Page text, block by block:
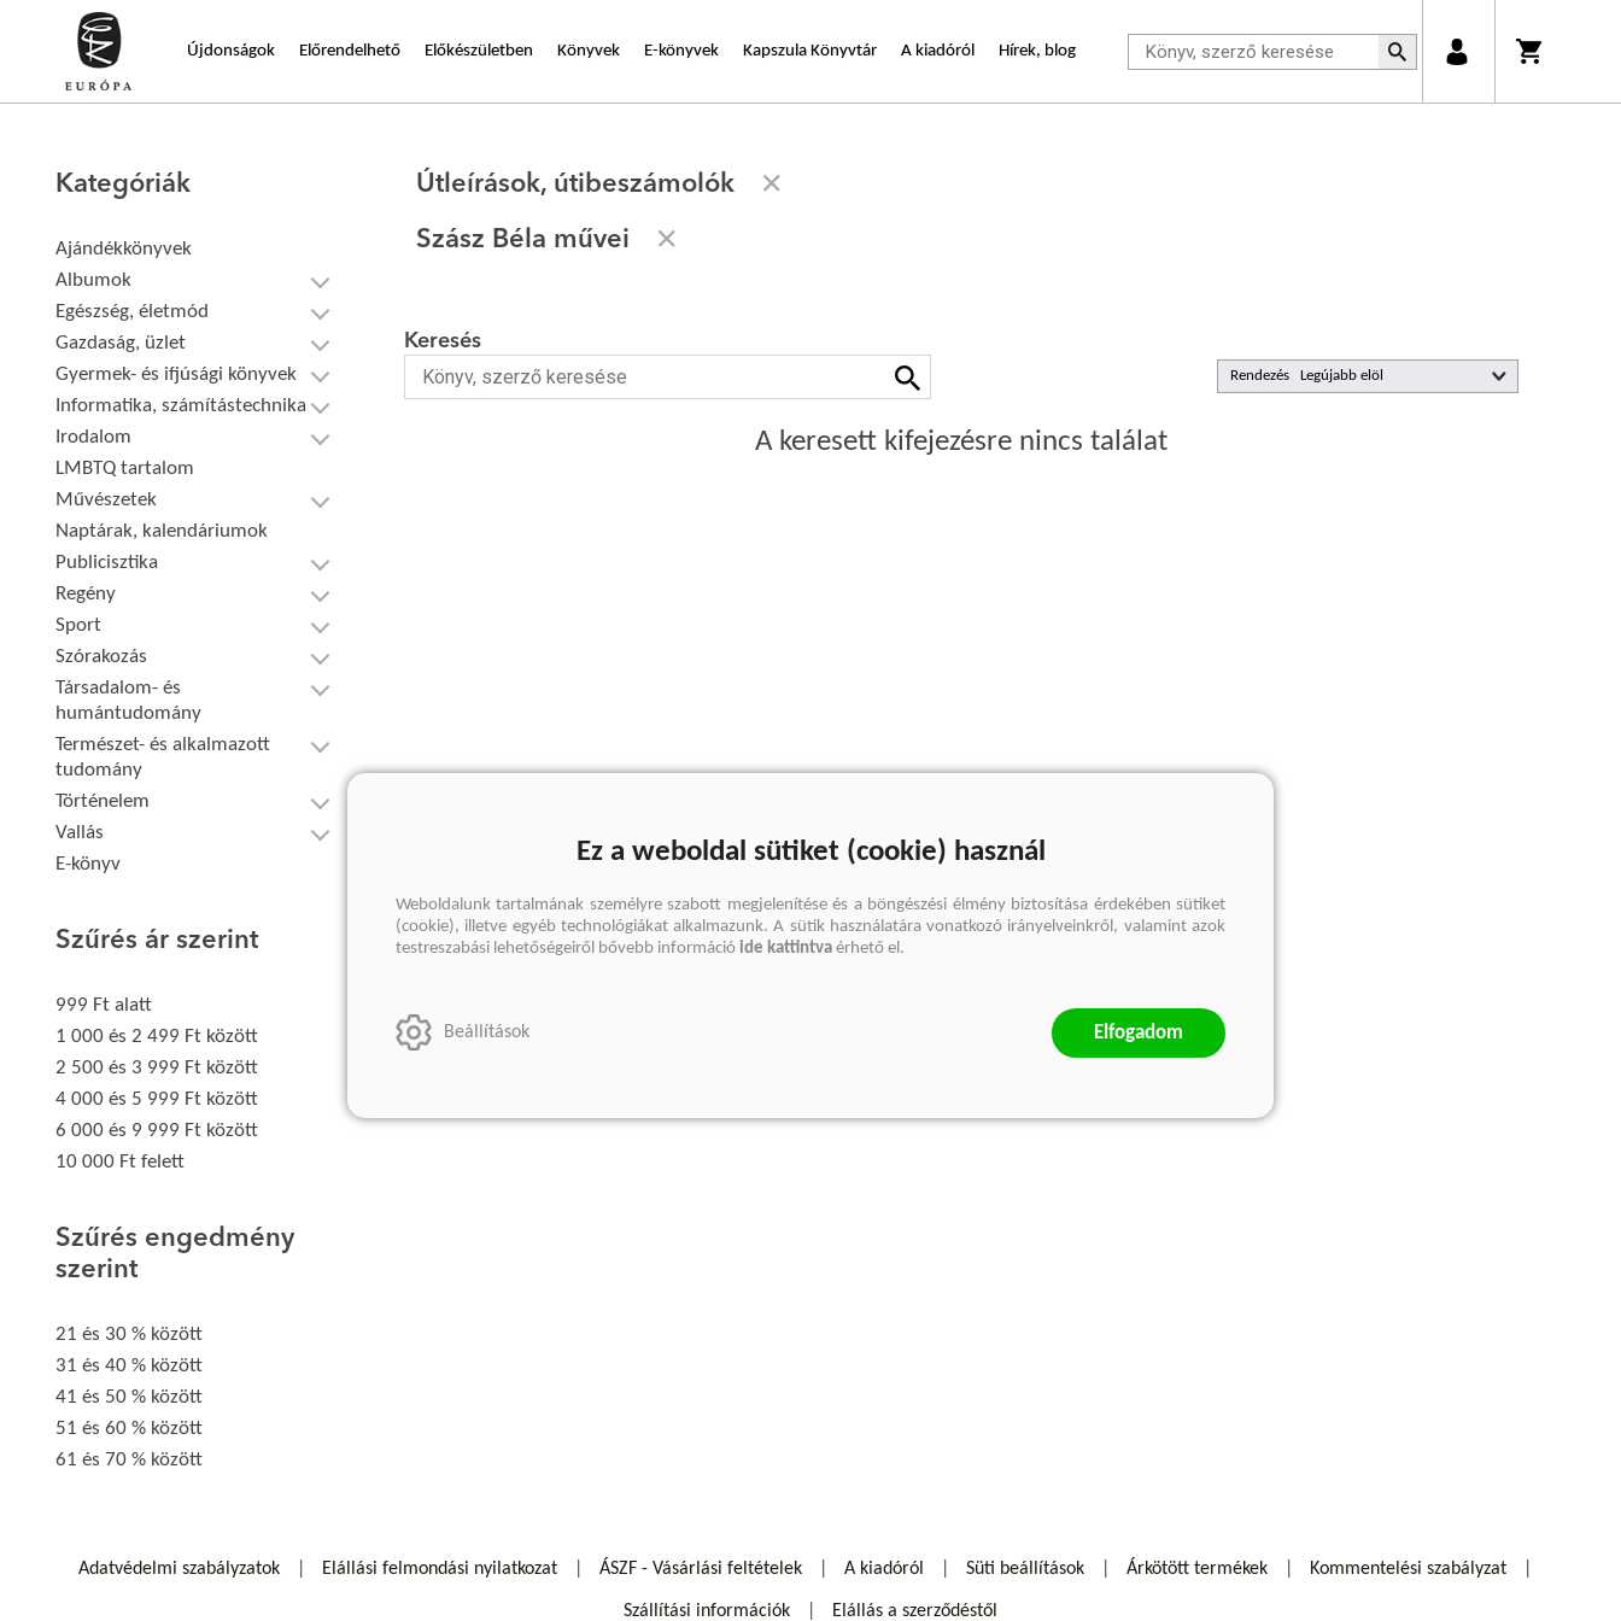
Újdonságok Előrendelhető Előkészületben Könyvek E-könyvek Kapszula Könyvtár A kiadóról Hírek, blog
Kategóriák
Ajándékkönyvek
Albumok
Egészség, életmód
Gazdaság, üzlet
Gyermek- és ifjúsági könyvek
Informatika, számítástechnika
Irodalom
LMBTQ tartalom
Művészetek
Naptárak, kalendáriumok
Publicisztika
Regény
Sport
Szórakozás
Társadalom- és
humántudomány
Természet- és alkalmazott
tudomány
Történelem
Vallás
E-könyv
Szűrés ár szerint
999 Ft alatt
1 000 és 2 499 Ft között
2 500 és 3 999 Ft között
4 000 és 5 999 Ft között
6 000 és 9 999 Ft között
10 000 Ft felett
Szűrés engedmény
szerint
21 és 30 % között
31 és 40 % között
41 és 50 % között
51 és 60 % között
61 és 70 % között
Útleírások, útibeszámolók
Szász Béla művei
Rendezés
Keresés
A keresett kifejezésre nincs találat
Adatvédelmi szabályzatok Elállási felmondási nyilatkozat ÁSZF - Vásárlási feltételek A kiadóról Süti beállítások Árkötött termékek Kommentelési szabályzat
Szállítási információk Elállás a szerződéstől
Ez a weboldal sütiket (cookie) használ
Weboldalunk tartalmának személyre szabott megjelenítése és a böngészési élmény biztosítása érdekében sütiket
(cookie), illetve egyéb technológiákat alkalmazunk. A sütik használatára vonatkozó irányelveinkről, valamint azok
testreszabási lehetőségeiről bővebb információ ide kattintva érhető el.
Beállítások Elfogadom